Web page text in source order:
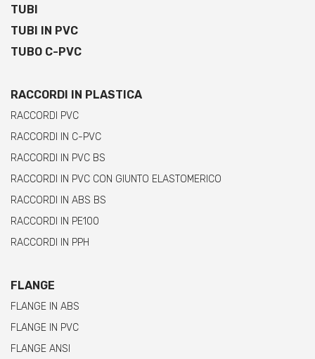
TUBI
TUBI IN PVC
TUBO C-PVC
RACCORDI IN PLASTICA
RACCORDI PVC
RACCORDI IN C-PVC
RACCORDI IN PVC BS
RACCORDI IN PVC CON GIUNTO ELASTOMERICO
RACCORDI IN ABS BS
RACCORDI IN PE100
RACCORDI IN PPH
FLANGE
FLANGE IN ABS
FLANGE IN PVC
FLANGE ANSI